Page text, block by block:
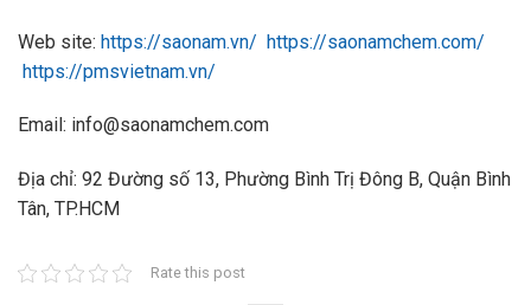
Web site: https://saonam.vn/ https://saonamchem.com/
https://pmsvietnam.vn/
Email: info@saonamchem.com
Địa chỉ: 92 Đường số 13, Phường Bình Trị Đông B, Quận Bình
Tân, TP.HCM
Rate this post